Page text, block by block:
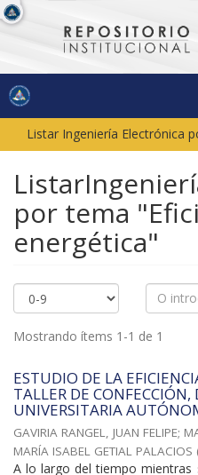
Listar Ingeniería Electrónica
por tema
energética"
Mostrando ítems 1-1 de 1
ESTUDIO DE LA
TALLER DE CONFECCIÓN,
UNIVERSITARIA
GAVIRIA RANGEL, JUAN FELIPE;
MARÍA ISABEL GETIAL PALACIOS
A lo largo del tiempo mientras